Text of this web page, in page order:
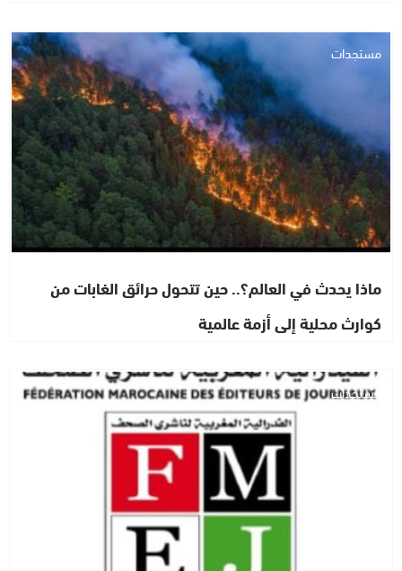
مستجدات
ماذا يحدث في العالم؟.. حين تتحول حرائق الغابات من
كوارث محلية إلى أزمة عالمية
مستجدات